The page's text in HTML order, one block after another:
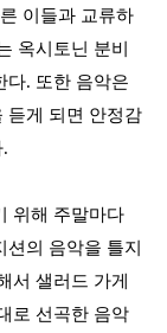
이들과 교류하
옥시토닌 분비
다. 또한 음악은
듣게 되면 안정감
위해 주말마다
의 음악을 틀지
서 샐러드 가게
로 선곡한 음악